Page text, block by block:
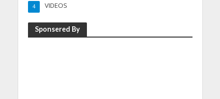
VIDEOS
4
Sponsered By